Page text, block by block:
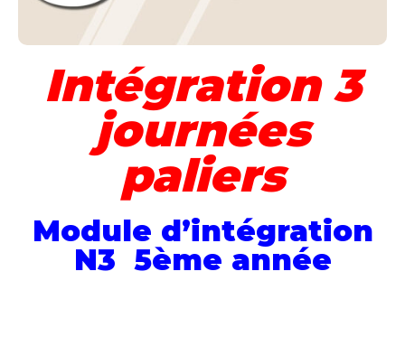
Intégration 3
journées
paliers
Module d’intégration
N3 5ème année